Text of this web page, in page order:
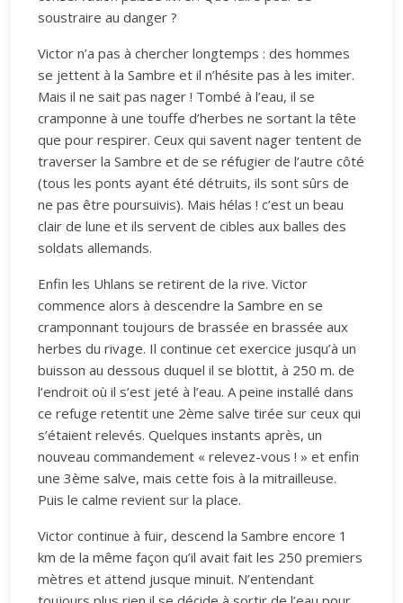
soustraire au danger ?
Victor n’a pas à chercher longtemps : des hommes
se jettent à la Sambre et il n’hésite pas à les imiter.
Mais il ne sait pas nager ! Tombé à l’eau, il se
cramponne à une touffe d’herbes ne sortant la tête
que pour respirer. Ceux qui savent nager tentent de
traverser la Sambre et de se réfugier de l’autre côté
(tous les ponts ayant été détruits, ils sont sûrs de
ne pas être poursuivis). Mais hélas ! c’est un beau
clair de lune et ils servent de cibles aux balles des
soldats allemands.
Enfin les Uhlans se retirent de la rive. Victor
commence alors à descendre la Sambre en se
cramponnant toujours de brassée en brassée aux
herbes du rivage. Il continue cet exercice jusqu’à un
buisson au dessous duquel il se blottit, à 250 m. de
l’endroit où il s’est jeté à l’eau. A peine installé dans
ce refuge retentit une 2ème salve tirée sur ceux qui
s’étaient relevés. Quelques instants après, un
nouveau commandement « relevez-vous ! » et enfin
une 3ème salve, mais cette fois à la mitrailleuse.
Puis le calme revient sur la place.
Victor continue à fuir, descend la Sambre encore 1
km de la même façon qu’il avait fait les 250 premiers
mètres et attend jusque minuit. N’entendant